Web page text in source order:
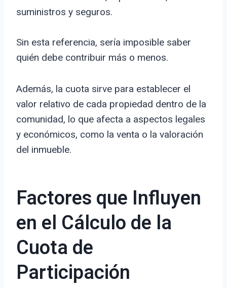
suministros y seguros.
Sin esta referencia, sería imposible saber
quién debe contribuir más o menos.
Además, la cuota sirve para establecer el
valor relativo de cada propiedad dentro de la
comunidad, lo que afecta a aspectos legales
y económicos, como la venta o la valoración
del inmueble.
Factores que Influyen
en el Cálculo de la
Cuota de
Participación